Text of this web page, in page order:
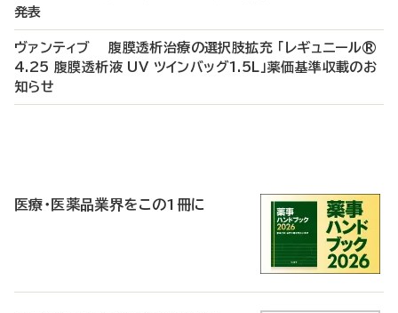
発表
ヴァンティブ 腹膜透析治療の選択肢拡充 「レギュニール®
4.25 腹膜透析液 UV ツインバッグ1.5L」薬価基準収載のお
知らせ
医療・医薬品業界をこの1冊に